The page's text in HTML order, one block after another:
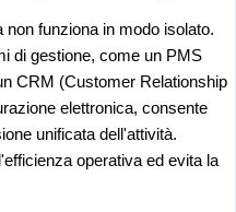
non funziona in modo isolato.
di gestione, come un PMS
CRM (Customer Relationship
elettronica, consente
unificata dell'attività.
operativa ed evita la